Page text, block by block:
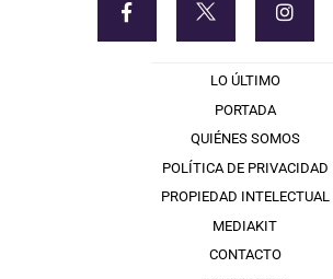
LO ÚLTIMO
PORTADA
QUIÉNES SOMOS
POLÍTICA DE PRIVACIDAD
PROPIEDAD INTELECTUAL
MEDIAKIT
CONTACTO